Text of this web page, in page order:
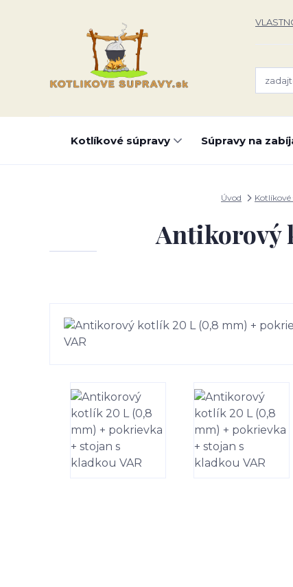
Kotlíkové súpravy Súpravy na
Úvod
Antikorový